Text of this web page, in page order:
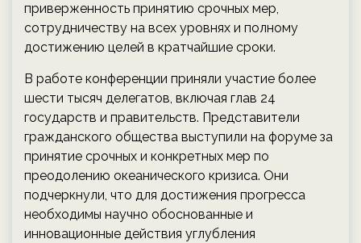
приверженность принятию срочных мер,
сотрудничеству на всех уровнях и полному
достижению целей в кратчайшие сроки.
В работе конференции приняли участие более
шести тысяч делегатов, включая глав 24
государств и правительств. Представители
гражданского общества выступили на форуме за
принятие срочных и конкретных мер по
преодолению океанического кризиса. Они
подчеркнули, что для достижения прогресса
необходимы научно обоснованные и
инновационные действия углубления